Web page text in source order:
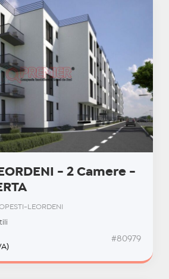
- 2 Camere -
LEORDENI
#80979